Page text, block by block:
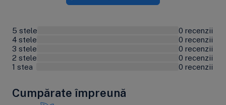
5 stele
0 recenzii
4 stele
0 recenzii
3 stele
0 recenzii
2 stele
0 recenzii
1 stea
0 recenzii
Cumpărate împreună